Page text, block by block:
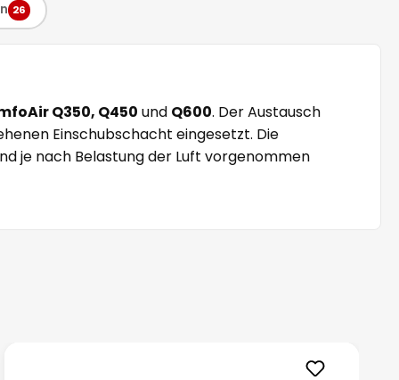
26
Q350, Q450 und Q600. Der Austausch
Einschubschacht eingesetzt. Die
je nach Belastung der Luft vorgenommen